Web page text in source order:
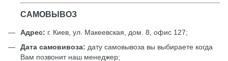
САМОВЫВОЗ
Адрес: г. Киев, ул. Макеевская, дом. 8, офис 127;
Дата самовивоза: дату самовывоза вы выбираете когда
Вам позвонит наш менеджер;